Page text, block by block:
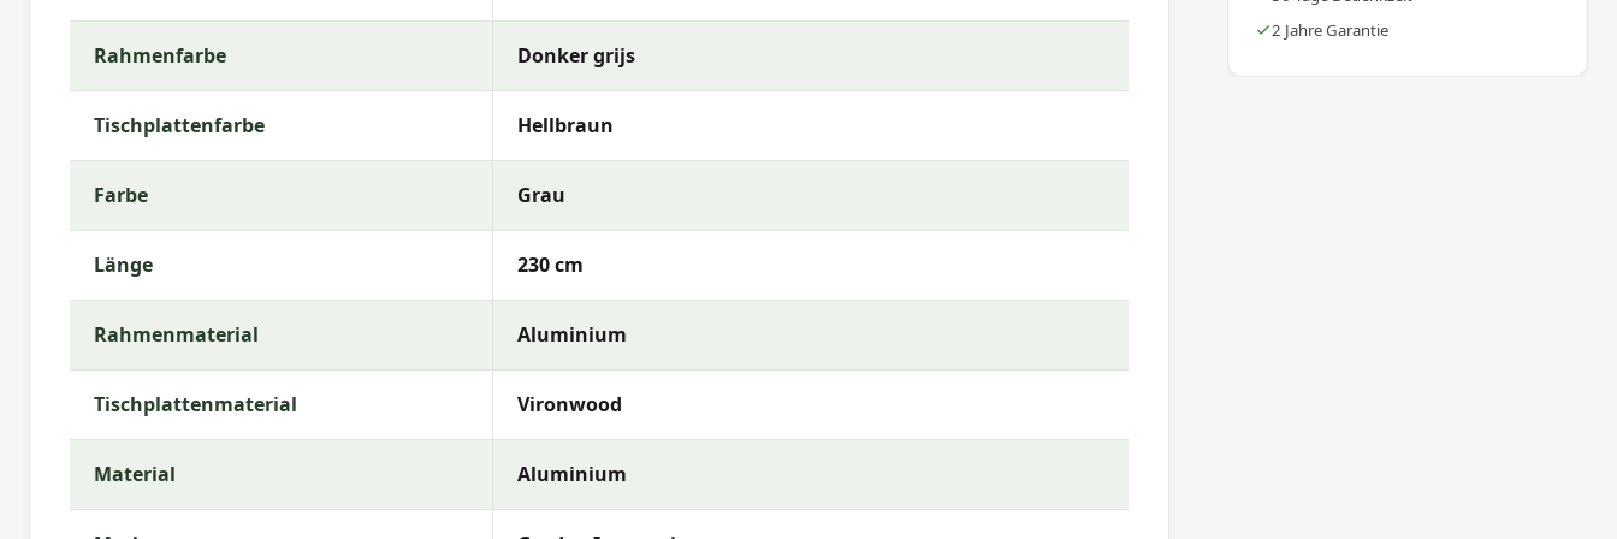
Sie die beste Wahl für Ihren Außenbereich treffen können.
Rahmenfarbe Donker grijs
Tischplattenfarbe Hellbraun
Farbe Grau
Länge 230 cm
Rahmenmaterial Aluminium
Tischplattenmaterial Vironwood
Material Aluminium
2 Jahre Garantie